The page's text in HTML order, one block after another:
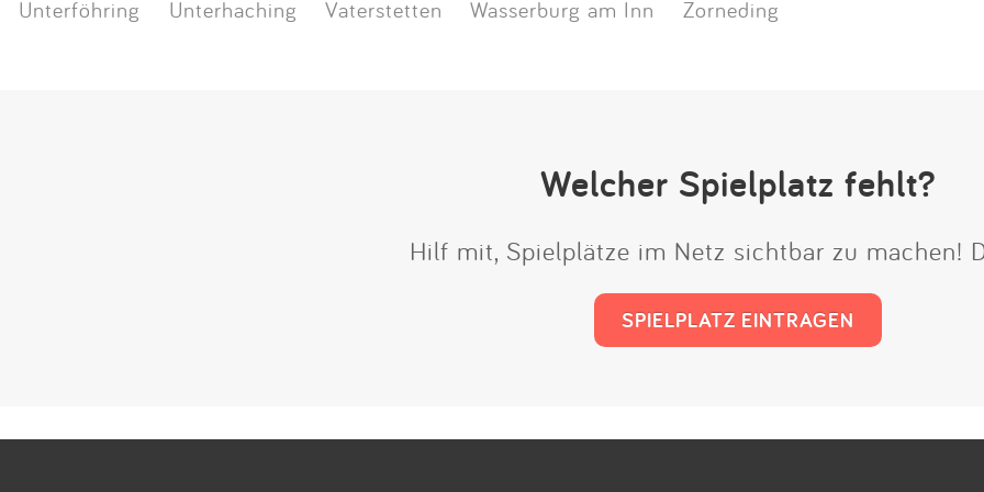
Unterföhring
Unterhaching Vaterstetten Wasserburg am Inn Zorneding
Welcher Spielplatz fehlt?
Hilf mit, Spielplätze im Netz sichtbar zu machen!
SPIELPLATZ EINTRAGEN